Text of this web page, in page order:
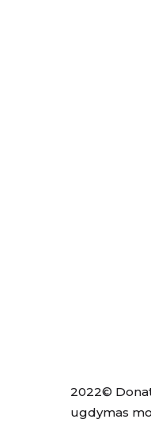
2022©
ugdymas